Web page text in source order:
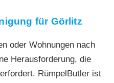
für Görlitz
oder Wohnungen nach
Herausforderung, die
RümpelButler ist